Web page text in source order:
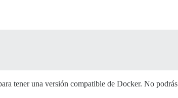
tener una versión compatible de Docker. No